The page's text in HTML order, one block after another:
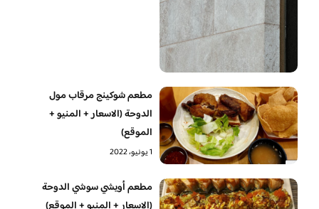
مطعم شوكينج مرقاب مول
الدوحة (الاسعار + المنيو +
الموقع)
1 يونيو، 2022
مطعم أويشي سوشي الدوحة